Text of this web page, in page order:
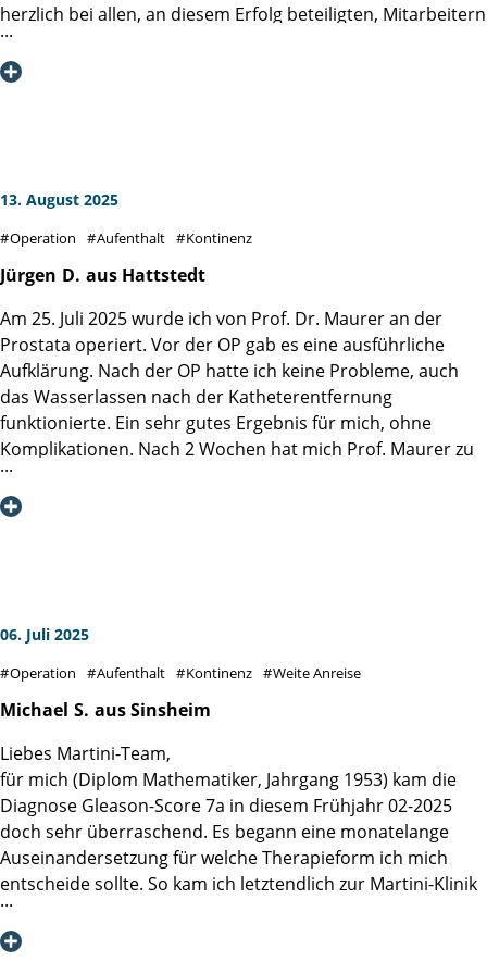
Engagement um gemeinsam weiter gegen den
Prostatakrebs zu kämpfen.
Martini-Klinik uneingeschränkt weiterempfehlen. Vielen
Dank an das gesamte Team!
herzlich bei allen, an diesem Erfolg beteiligten, Mitarbeitern
der Martini-Klinik bedanken. Insbesondere bei meinem
Operateur Prof. Dr. Dr. Philipp Mandel und dem gesamten
Ihr habt ein Kompetenzzentrum, einen ganz besonderen
Prostataproblemen, bestens empfehlen kann.
13. August 2025
Operation Aufenthalt Kontinenz
Jürgen D. aus Hattstedt
Am 25. Juli 2025 wurde ich von Prof. Dr. Maurer an der
Prostata operiert. Vor der OP gab es eine ausführliche
Aufklärung. Nach der OP hatte ich keine Probleme, auch
das Wasserlassen nach der Katheterentfernung
funktionierte. Ein sehr gutes Ergebnis für mich, ohne
Komplikationen. Nach 2 Wochen hat mich Prof. Maurer zu
Hause persönlich angerufen und über die Laborwerte
ausführlich informiert.
es noch in keiner anderen Klinik erlebt.
der OP vom Sozialdienst in der Klinik von einer sehr
freundlichen und erfahrenen Dame vermittelt wurde.
Klinik
06. Juli 2025
Operation Aufenthalt Kontinenz Weite Anreise
Michael S. aus Sinsheim
Liebes Martini-Team,
für mich (Diplom Mathematiker, Jahrgang 1953) kam die
Diagnose Gleason-Score 7a in diesem Frühjahr 02-2025
doch sehr überraschend. Es begann eine monatelange
Auseinandersetzung für welche Therapieform ich mich
entscheide sollte. So kam ich letztendlich zur Martini-Klinik
und zu einem Gespräch mit Prof. Dr. Steuber. Seine
Klarheit, Empathie und Offenheit für verschiedene Ansätze